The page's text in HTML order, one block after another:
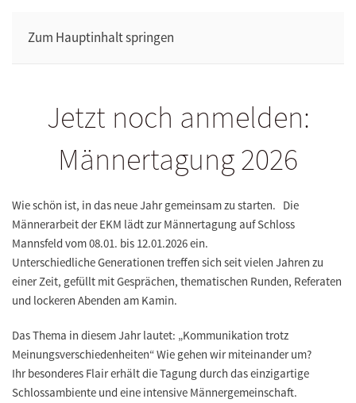
Zum Hauptinhalt springen
Jetzt noch anmelden:
Männertagung 2026
Wie schön ist, in das neue Jahr gemeinsam zu starten. Die
Männerarbeit der EKM lädt zur Männertagung auf Schloss
Mannsfeld vom 08.01. bis 12.01.2026 ein.
Unterschiedliche Generationen treffen sich seit vielen Jahren zu
einer Zeit, gefüllt mit Gesprächen, thematischen Runden, Referaten
und lockeren Abenden am Kamin.
Das Thema in diesem Jahr lautet: „Kommunikation trotz
Meinungsverschiedenheiten“ Wie gehen wir miteinander um?
Ihr besonderes Flair erhält die Tagung durch das einzigartige
Schlossambiente und eine intensive Männergemeinschaft.